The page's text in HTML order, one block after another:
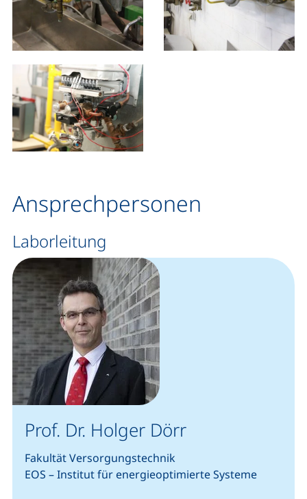
Ansprechpersonen
Laborleitung
Prof. Dr. Holger Dörr
Fakultät Versorgungstechnik
EOS – Institut für energieoptimierte Systeme